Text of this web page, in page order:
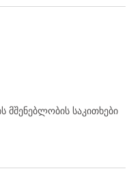
მშენებლობის საკითხები